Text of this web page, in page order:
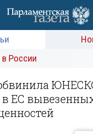
России
ЕС